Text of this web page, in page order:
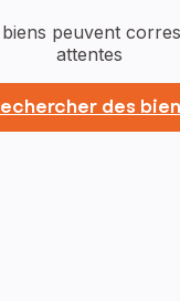
biens peuvent
attentes
des